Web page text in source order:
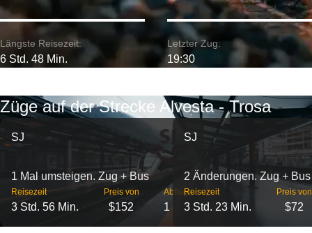
Längste Reisezeit:
6 Std. 48 Min.
Letzter Zug:
19:30
Züge auf der Strecke Alvesta - Trosa
SJ
1 Mal umsteigen. Zug + Bus
Reisezeit
3 Std. 56 Min.
Preis von
$152
Abflüge
1
SJ
2 Änderungen. Zug + Bus
Reisezeit
3 Std. 23 Min.
Preis von
$72